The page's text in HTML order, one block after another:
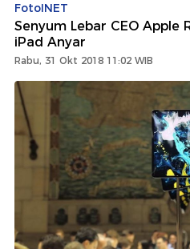
FotoINET
Senyum Lebar CEO Apple
iPad Anyar
Rabu, 31 Okt 2018 11:02 WIB